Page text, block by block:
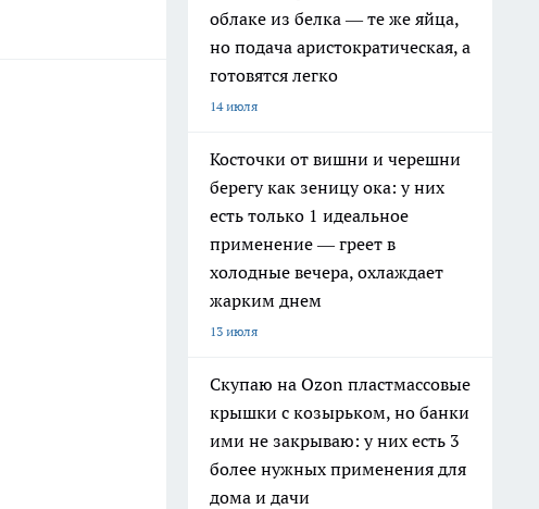
облаке из белка — те же яйца,
но подача аристократическая, а
готовятся легко
14 июля
Косточки от вишни и черешни
берегу как зеницу ока: у них
есть только 1 идеальное
применение — греет в
холодные вечера, охлаждает
жарким днем
13 июля
Скупаю на Ozon пластмассовые
крышки с козырьком, но банки
ими не закрываю: у них есть 3
более нужных применения для
дома и дачи